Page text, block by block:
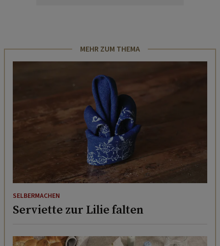
MEHR ZUM THEMA
SELBERMACHEN
Serviette zur Lilie falten